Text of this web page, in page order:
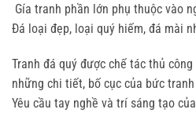
Gía tranh phần lớn phụ thuộc vào
Đá loại đẹp, loại quý hiếm, đá mài
Tranh đá quý được chế tác thủ
những chi tiết, bố cục của bức
Yêu cầu tay nghề và trí sáng tạo